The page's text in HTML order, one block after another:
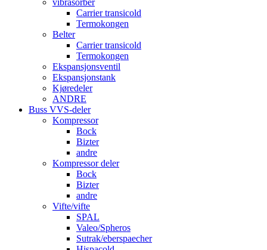
Carrier transicold
Termokongen
Belter
Carrier transicold
Termokongen
Ekspansjonsventil
Ekspansjonstank
Kjøredeler
ANDRE
Buss VVS-deler
Kompressor
Bock
Bizter
andre
Kompressor deler
Bock
Bizter
andre
Vifte/vifte
SPAL
Valeo/Spheros
Sutrak/eberspaecher